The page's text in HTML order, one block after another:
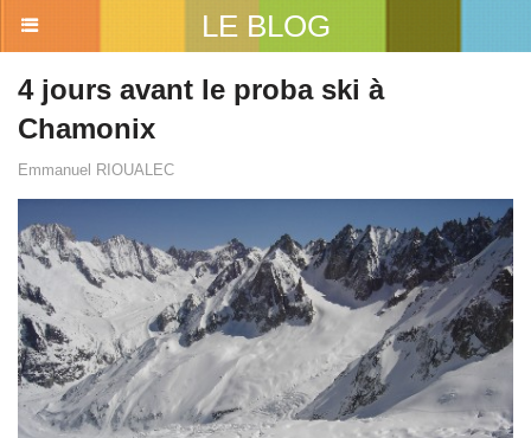
LE BLOG
4 jours avant le proba ski à
Chamonix
Emmanuel RIOUALEC